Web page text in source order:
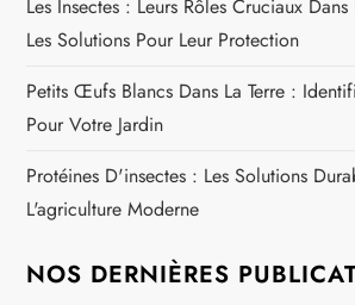
t
i
c
l
Les Insectes : Leurs Rôles Cruciaux
Les Solutions Pour Leur Protection
Petits Œufs Blancs Dans La Terre :
Pour Votre Jardin
Protéines D'insectes : Les Solutions
L'agriculture Moderne
NOS DERNIÈRES